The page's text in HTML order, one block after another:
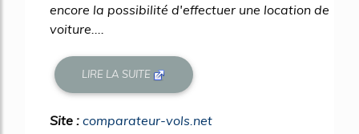
encore la possibilité d'effectuer une location de
voiture....
LIRE LA SUITE
Site : comparateur-vols.net